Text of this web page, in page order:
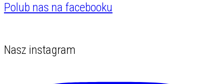
Polub nas na facebooku
Nasz instagram